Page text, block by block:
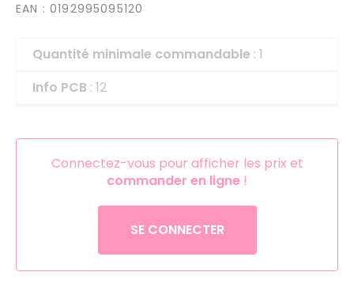
EAN : 0192995095120
Quantité minimale commandable : 1
Info PCB : 12
Connectez-vous pour afficher les prix et
commander en ligne !
SE CONNECTER